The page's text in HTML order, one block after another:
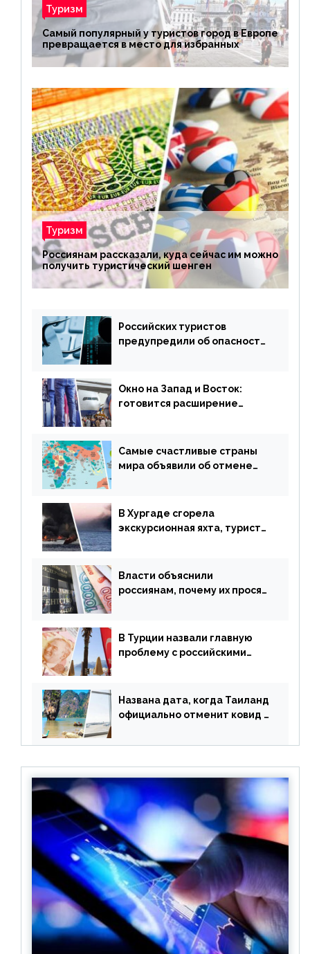
Туризм
Самый популярный у туристов город в Европе
превращается в место для избранных
Туризм
Россиянам рассказали, куда сейчас им можно
получить туристический шенген
Российских туристов
предупредили об опасности
Окно на Запад и Восток:
готовится расширение
Самые счастливые страны
мира объявили об отмене
В Хургаде сгорела
экскурсионная яхта, туристы
Власти объяснили
россиянам, почему их просят
В Турции назвали главную
проблему с российскими
Названа дата, когда Таиланд
официально отменит ковид и